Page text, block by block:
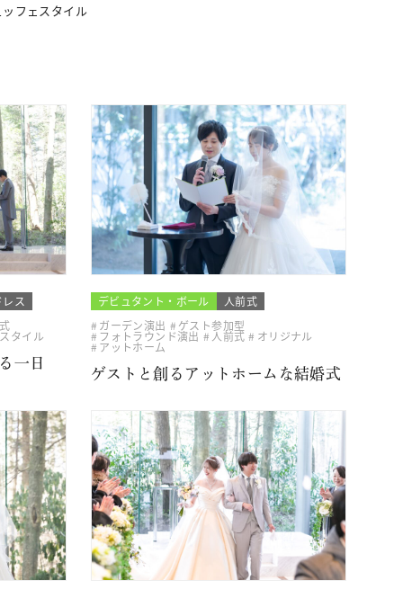
フェスタイル
ス
タイル
一日
デビュタント・ボール
人前式
ガーデン演出
ゲスト参加型
フォトラウンド演出 人前式 オリジナル
アットホーム
ゲストと創るアットホームな結婚式